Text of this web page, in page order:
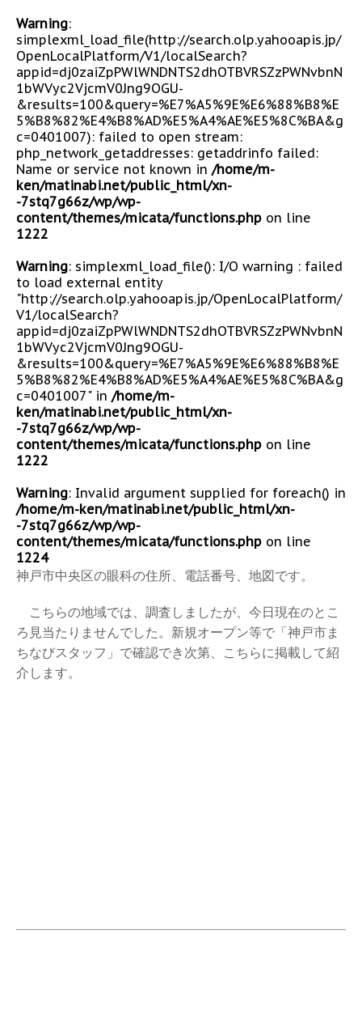
Warning:
simplexml_load_file(http://search.olp.yahooapis.jp/
OpenLocalPlatform/V1/localSearch?
appid=dj0zaiZpPWlWNDNTS2dhOTBVRSZzPWNvbnN
1bWVyc2VjcmV0Jng9OGU-
&results=100&query=%E7%A5%9E%E6%88%B8%E
5%B8%82%E4%B8%AD%E5%A4%AE%E5%8C%BA&g
c=0401007): failed to open stream:
php_network_getaddresses: getaddrinfo failed:
Name or service not known in /home/m-
ken/matinabi.net/public_html/xn-
-7stq7g66z/wp/wp-
content/themes/micata/functions.php on line
1222
Warning: simplexml_load_file(): I/O warning : failed
to load external entity
"http://search.olp.yahooapis.jp/OpenLocalPlatform/
V1/localSearch?
appid=dj0zaiZpPWlWNDNTS2dhOTBVRSZzPWNvbnN
1bWVyc2VjcmV0Jng9OGU-
&results=100&query=%E7%A5%9E%E6%88%B8%E
5%B8%82%E4%B8%AD%E5%A4%AE%E5%8C%BA&g
c=0401007" in /home/m-
ken/matinabi.net/public_html/xn-
-7stq7g66z/wp/wp-
content/themes/micata/functions.php on line
1222
Warning: Invalid argument supplied for foreach() in
/home/m-ken/matinabi.net/public_html/xn-
-7stq7g66z/wp/wp-
content/themes/micata/functions.php on line
1224
神戸市中央区の眼科の住所、電話番号、地図です。
こちらの地域では、調査しましたが、今日現在のとこ
ろ見当たりませんでした。新規オープン等で「神戸市ま
ちなびスタッフ」で確認でき次第、こちらに掲載して紹
介します。